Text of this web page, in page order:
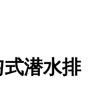
潜水排